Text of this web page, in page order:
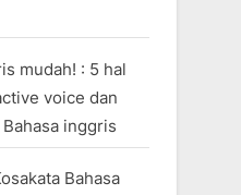
mudah! : 5 hal
voice dan
inggris
Bahasa